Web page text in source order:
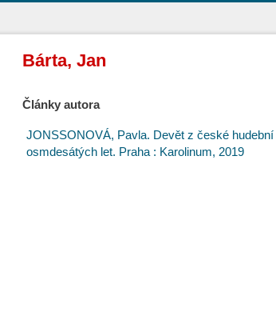
Bárta, Jan
Články autora
JONSSONOVÁ, Pavla. Devět z české hudební
osmdesátých let. Praha : Karolinum, 2019